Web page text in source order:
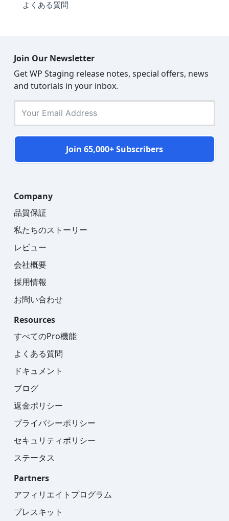
よくある質問
Join Our Newsletter
Get WP Staging release notes, special offers, news
and tutorials in your inbox.
Join 65,000+ Subscribers
Company
品質保証
私たちのストーリー
レビュー
会社概要
採用情報
お問い合わせ
Resources
すべてのPro機能
よくある質問
ドキュメント
ブログ
返金ポリシー
プライバシーポリシー
セキュリティポリシー
ステータス
Partners
アフィリエイトプログラム
プレスキット